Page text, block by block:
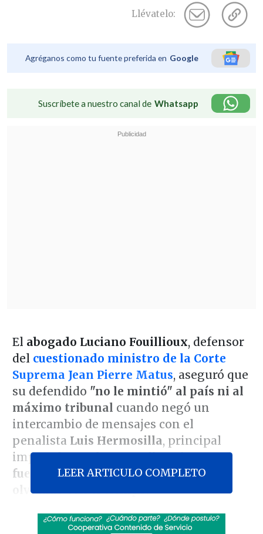
Llévatelo:
Agréganos como tu fuente preferida en Google
Suscríbete a nuestro canal de Whatsapp
El abogado Luciano Fouillioux, defensor
del cuestionado ministro de la Corte
Suprema Jean Pierre Matus, aseguró que
su defendido "no le mintió" al país ni al
máximo tribunal cuando negó un
intercambio de mensajes con el
penalista Luis Hermosilla, principal
imputado en el caso audios, sino que
fueron chats que había perdido y
olvidado con el tiempo.
Debido a un comprometedor intercambio
LEER ARTICULO COMPLETO